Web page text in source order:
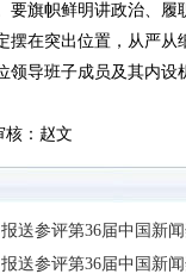
要旗帜鲜明讲政治、
在突出位置，从严
领导班子成员及其内
：赵文
送参评第36届中国新
送参评第36届中国新